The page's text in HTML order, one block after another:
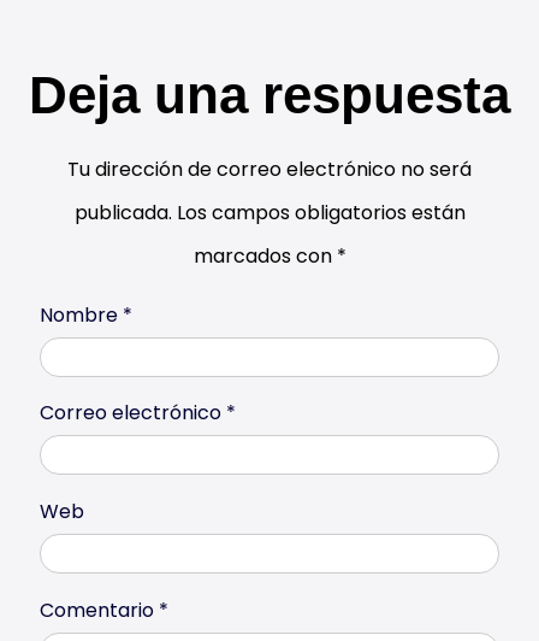
Deja una respuesta
Tu dirección de correo electrónico no será
publicada. Los campos obligatorios están
marcados con *
Comentario *
Nombre *
Correo electrónico *
Web